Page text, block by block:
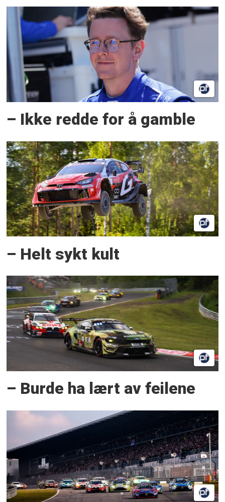
– Ikke redde for å gamble
– Helt sykt kult
– Burde ha lært av feilene